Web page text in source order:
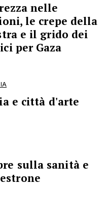
nelle
le crepe della
e il grido dei
per Gaza
e città d'arte
sulla sanità e